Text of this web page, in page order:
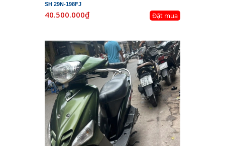
SH 29N-198FJ
40.500.000₫ Đặt mua